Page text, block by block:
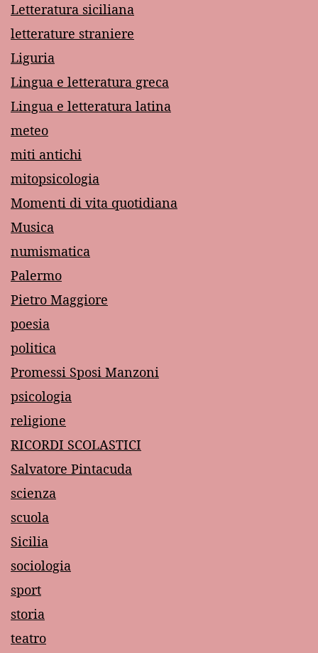
Letteratura siciliana
letterature straniere
Liguria
Lingua e letteratura greca
Lingua e letteratura latina
meteo
miti antichi
mitopsicologia
Momenti di vita quotidiana
Musica
numismatica
Palermo
Pietro Maggiore
poesia
politica
Promessi Sposi Manzoni
psicologia
religione
RICORDI SCOLASTICI
Salvatore Pintacuda
scienza
scuola
Sicilia
sociologia
sport
storia
teatro